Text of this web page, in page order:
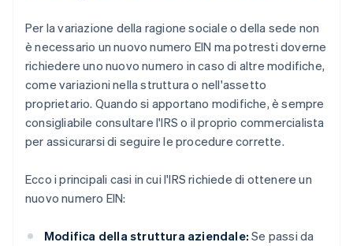
Per la variazione della ragione sociale o della sede non
è necessario un nuovo numero EIN ma potresti doverne
richiedere uno nuovo numero in caso di altre modifiche,
come variazioni nella struttura o nell'assetto
proprietario. Quando si apportano modifiche, è sempre
consigliabile consultare l'IRS o il proprio commercialista
per assicurarsi di seguire le procedure corrette.
Ecco i principali casi in cui l'IRS richiede di ottenere un
nuovo numero EIN:
Modifica della struttura aziendale: Se passi da